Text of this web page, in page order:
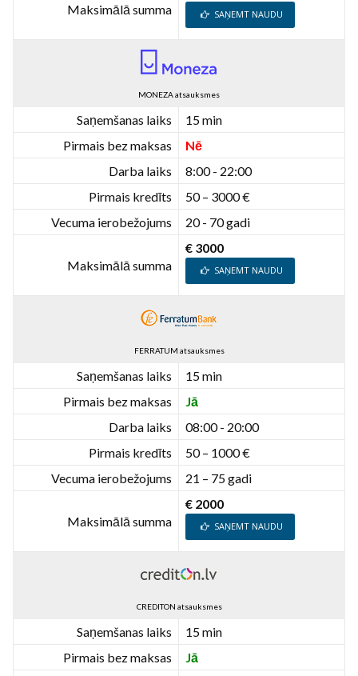
Maksimālā summa SAŅEMT NAUDU
MONEZA atsauksmes
Saņemšanas laiks
15 min
Pirmais bez maksas
Nē
Darba laiks
8:00 - 22:00
Pirmais kredīts
50 – 3000 €
Vecuma ierobežojums
20 - 70 gadi
Maksimālā summa
€ 3000
SAŅEMT NAUDU
FERRATUM atsauksmes
Saņemšanas laiks
15 min
Pirmais bez maksas
Jā
Darba laiks
08:00 - 20:00
Pirmais kredīts
50 – 1000 €
Vecuma ierobežojums
21 – 75 gadi
Maksimālā summa
€ 2000
SAŅEMT NAUDU
CREDITON atsauksmes
Saņemšanas laiks
15 min
Pirmais bez maksas
Jā